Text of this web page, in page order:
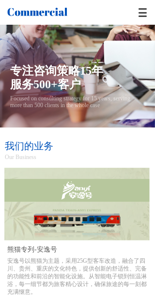
专注咨询策略15年
服务500+客户
Focused on consulting strategy for 15 years, serving
more than 500 clients in the whole case
值得信赖的战略管理专家
熊猫专列-安逸号
安逸号以熊猫为主题，采用25G型客车改造，融合了四
川、贵州、重庆的文化特色，提供创新的舒适性、完备
的功能性和前沿的智能化设施。从智能电子锁到恒温淋
浴，每一细节都为旅客精心设计，确保旅途的每一刻都
充满惬意。
Our Business
我们的业务